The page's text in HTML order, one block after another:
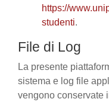
https://
studenti.
File di Log
La presente
sistema e log file
vengono conservate